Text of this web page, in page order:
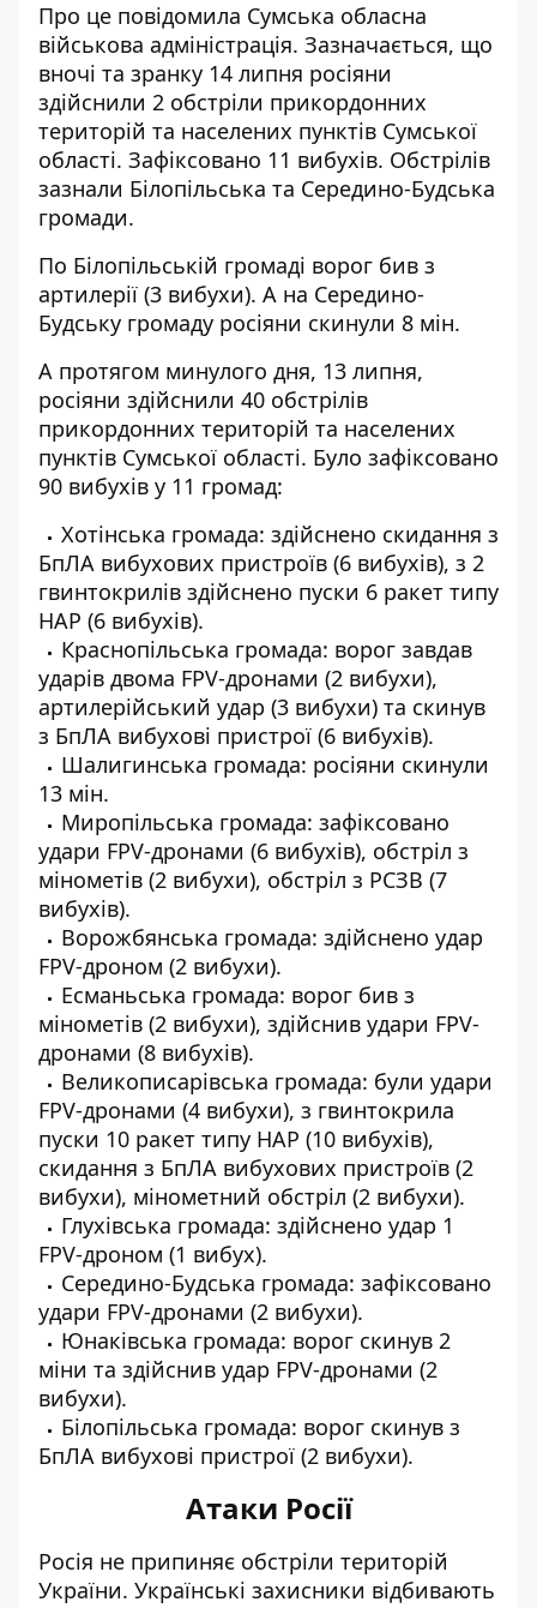
Про це повідомила Сумська обласна
військова адміністрація. Зазначається, що
вночі та зранку 14 липня росіяни
здійснили 2 обстріли прикордонних
територій та населених пунктів Сумської
області. Зафіксовано 11 вибухів. Обстрілів
зазнали Білопільська та Середино-Будська
громади.
По Білопільській громаді ворог бив з
артилерії (3 вибухи). А на Середино-
Будську громаду росіяни скинули 8 мін.
А протягом минулого дня, 13 липня,
росіяни здійснили 40 обстрілів
прикордонних територій та населених
пунктів Сумської області. Було зафіксовано
90 вибухів у 11 громад:
Хотінська громада: здійснено скидання з
БпЛА вибухових пристроїв (6 вибухів), з 2
гвинтокрилів здійснено пуски 6 ракет типу
НАР (6 вибухів).
Краснопільська громада: ворог завдав
ударів двома FPV-дронами (2 вибухи),
артилерійський удар (3 вибухи) та скинув
з БпЛА вибухові пристрої (6 вибухів).
Шалигинська громада: росіяни скинули
13 мін.
Миропільська громада: зафіксовано
удари FPV-дронами (6 вибухів), обстріл з
мінометів (2 вибухи), обстріл з РСЗВ (7
вибухів).
Ворожбянська громада: здійснено удар
FPV-дроном (2 вибухи).
Есманьська громада: ворог бив з
мінометів (2 вибухи), здійснив удари FPV-
дронами (8 вибухів).
Великописарівська громада: були удари
FPV-дронами (4 вибухи), з гвинтокрила
пуски 10 ракет типу НАР (10 вибухів),
скидання з БпЛА вибухових пристроїв (2
вибухи), мінометний обстріл (2 вибухи).
Глухівська громада: здійснено удар 1
FPV-дроном (1 вибух).
Середино-Будська громада: зафіксовано
удари FPV-дронами (2 вибухи).
Юнаківська громада: ворог скинув 2
міни та здійснив удар FPV-дронами (2
вибухи).
Білопільська громада: ворог скинув з
БпЛА вибухові пристрої (2 вибухи).
Атаки Росії
Росія не припиняє обстріли територій
України. Українські захисники відбивають